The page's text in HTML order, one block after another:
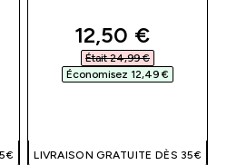
discounted
12,50 €‎
Était 24,99 €‎
Économisez 12,49 €‎
LIVRAISON GRATUITE DÈS 35€